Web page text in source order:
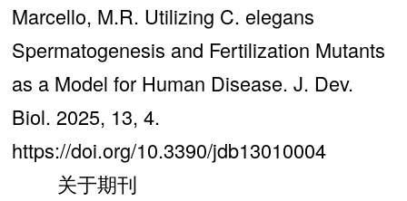
Marcello, M.R. Utilizing C. elegans
Spermatogenesis and Fertilization Mutants
as a Model for Human Disease. J. Dev.
Biol. 2025, 13, 4.
https://doi.org/10.3390/jdb13010004
关于期刊